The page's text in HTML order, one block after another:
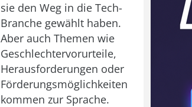
sie den Weg in die Tech-
Branche gewählt haben.
Aber auch Themen wie
Geschlechtervorurteile,
Herausforderungen oder
Förderungsmöglichkeiten
kommen zur Sprache.